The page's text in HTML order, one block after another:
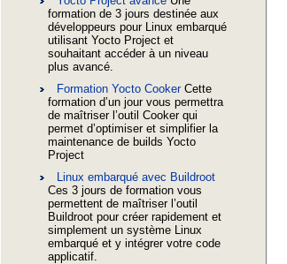
formation de 3 jours destinée aux
développeurs pour Linux embarqué
utilisant Yocto Project et
souhaitant accéder à un niveau
plus avancé.
Formation Yocto CookerCette
formation d’un jour vous permettra
de maîtriser l’outil Cooker qui
permet d’optimiser et simplifier la
maintenance de builds Yocto
Project
Linux embarqué avec Buildroot
Ces 3 jours de formation vous
permettent de maîtriser l’outil
Buildroot pour créer rapidement et
simplement un système Linux
embarqué et y intégrer votre code
applicatif.